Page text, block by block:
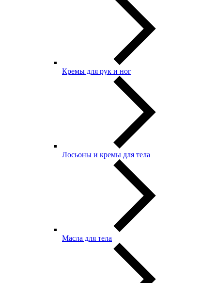
Кремы для рук и ног
Лосьоны и кремы для тела
Масла для тела